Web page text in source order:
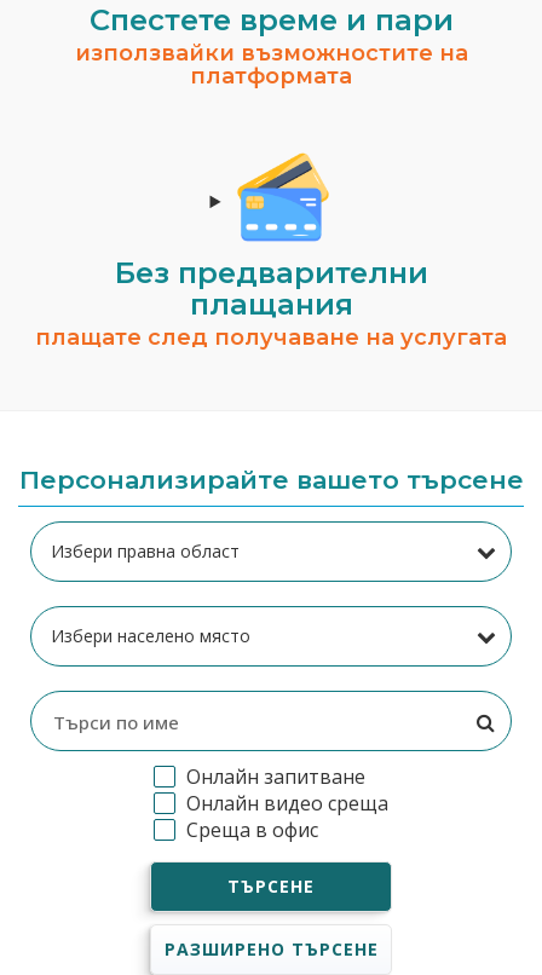
Спестeте време и пари
използвайки възможностите на
платформата
Без предварителни
плащания
плащате след получаване на услугата
Персонализирайте вашето търсене
Онлайн запитване
Онлайн видео среща
Среща в офис
ТЪРСЕНЕ
РАЗШИРЕНО ТЪРСЕНЕ